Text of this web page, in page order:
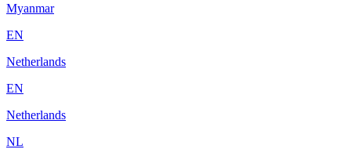
Myanmar
EN
Netherlands
EN
Netherlands
NL